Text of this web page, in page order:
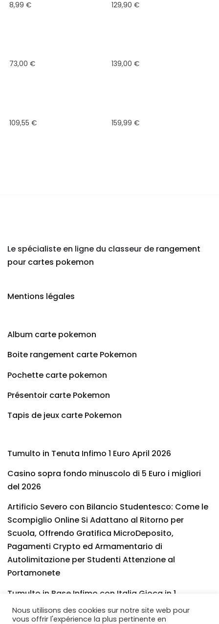
8,99€ 129,90€
73,00€ 139,00€
109,55€ 159,99€
Le spécialiste en ligne du classeur de rangement
pour cartes pokemon
Mentions légales
Album carte pokemon
Boite rangement carte Pokemon
Pochette carte pokemon
Présentoir carte Pokemon
Tapis de jeux carte Pokemon
Tumulto in Tenuta Infimo 1 Euro April 2026
Casino sopra fondo minuscolo di 5 Euro i migliori
del 2026
Artificio Severo con Bilancio Studentesco: Come le
Scompiglio Online Si Adattano al Ritorno per
Scuola, Offrendo Gratifica MicroDeposito,
Pagamenti Crypto ed Armamentario di
Autolimitazione per Studenti Attenzione al
Portamonete
Tumulto in Base Infimo con Italia Gioca in 1
ovverosia 5
Nous utilisons des cookies sur notre site web pour
vous offrir l'expérience la plus pertinente en